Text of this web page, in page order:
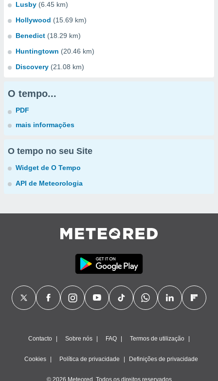
Lusby (6.45 km)
Hollywood (15.69 km)
Benedict (18.29 km)
Huntingtown (20.46 km)
Discovery (21.08 km)
O tempo...
PDF
mais informações
O tempo no seu Site
Widget de O Tempo
API de Meteorologia
Contacto Sobre nós FAQ Termos de utilização
Cookies Política de privacidade Definições de privacidade
© 2026 Meteored. Todos os direitos reservados